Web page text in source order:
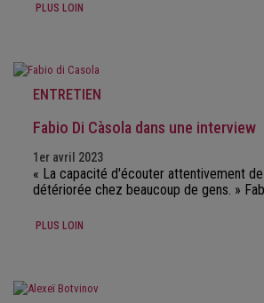
PLUS LOIN
ENTRETIEN
Fabio Di Càsola dans une interview
1er avril 2023
« La capacité d'écouter attentivement
détériorée chez beaucoup de gens. »
PLUS LOIN